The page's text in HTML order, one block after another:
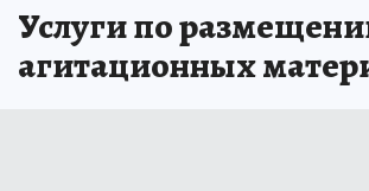
Услуги по
агитационных